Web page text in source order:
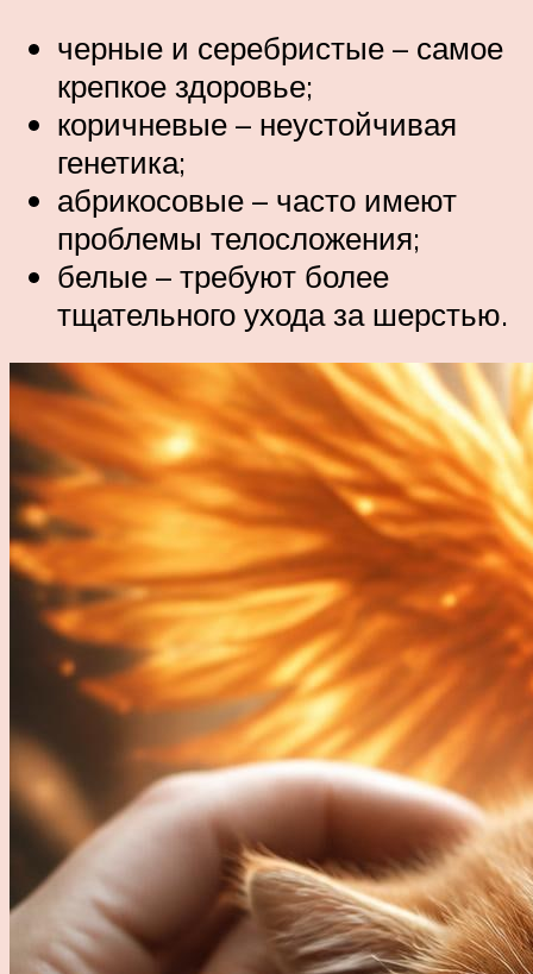
черные и серебристые – самое
крепкое здоровье;
коричневые – неустойчивая
генетика;
абрикосовые – часто имеют
проблемы телосложения;
белые – требуют более
тщательного ухода за шерстью.